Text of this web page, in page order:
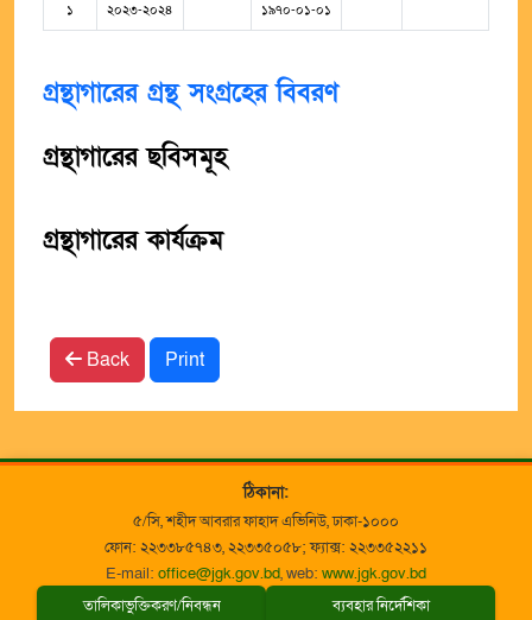
১ ২০২৩-২০২৪ ১৯৭০-০১-০১
গ্রন্থাগারের গ্রন্থ সংগ্রহের বিবরণ
গ্রন্থাগারের ছবিসমূহ
গ্রন্থাগারের কার্যক্রম
Back Print
তালিকাভুক্তিকরণ/নিবন্ধন ব্যবহার নির্দেশিকা
ঠিকানা:
৫/সি, শহীদ আবরার ফাহাদ এভিনিউ, ঢাকা-১০০০
ফোন: ২২৩৩৮৫৭৪৩, ২২৩৩৫০৫৮; ফ্যাক্স: ২২৩৩৫২২১১
E-mail: office@jgk.gov.bd, web: www.jgk.gov.bd